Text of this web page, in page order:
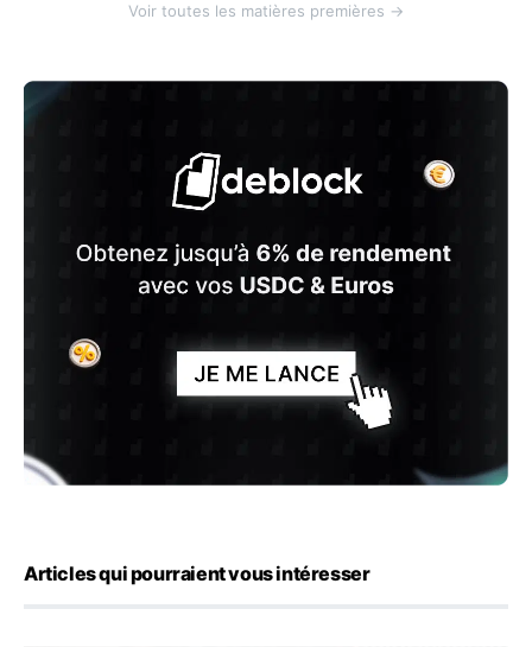
Voir toutes les matières premières →
Articles qui pourraient vous intéresser